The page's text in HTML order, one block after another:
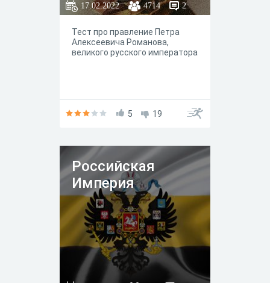
17.02.2022 4714 2
Тест про правление Петра
Алексеевича Романова,
великого русского императора
5 19
Российская
Империя